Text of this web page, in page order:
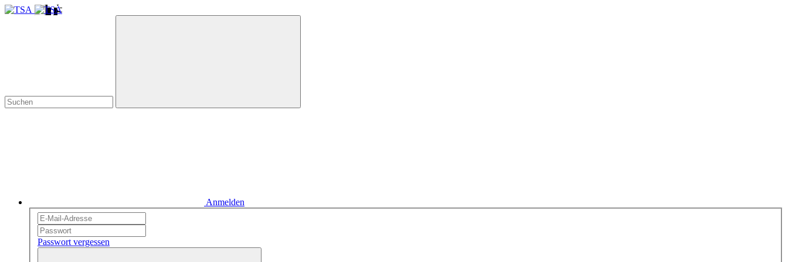
Anmelden
Passwort vergessen